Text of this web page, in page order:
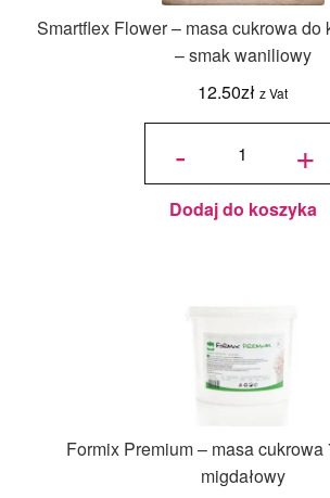
Smartflex Flower – masa cukrowa do
– smak waniliowy
12.50zł z Vat
-
ilość
masa
cukrowa
do
kwiatów
0,25 kg -
waniliowy
+
Dodaj do koszyka
Formix Premium – masa cukrowa
migdałowy